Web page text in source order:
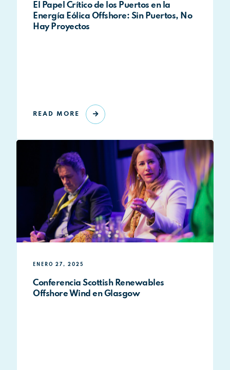
El Papel Crítico de los Puertos en la
Energía Eólica Offshore: Sin Puertos, No
Hay Proyectos
READ MORE
ENERO 27, 2025
Conferencia Scottish Renewables
Offshore Wind en Glasgow